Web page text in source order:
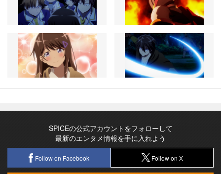
SPICEの公式アカウントをフォローして
最新のエンタメ情報を手に入れよう
Follow on Facebook Follow on X